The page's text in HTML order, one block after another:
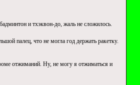
и тхэквон-до, жаль не сложилось.
палец, что не могла год держать ракетку.
отжиманий. Ну, не могу я отжиматься и